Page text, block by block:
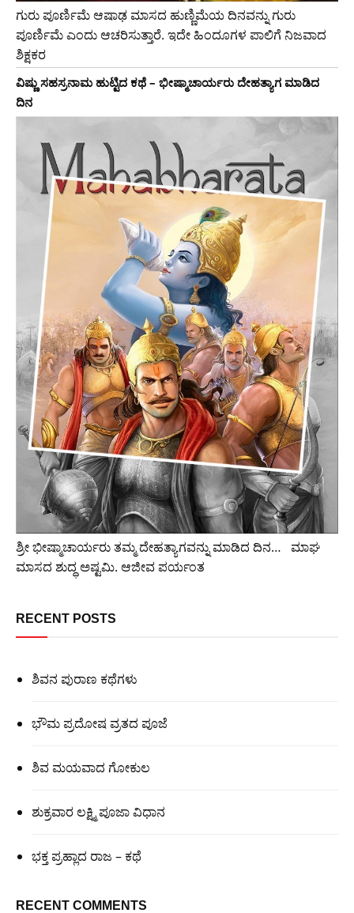
ಗುರು ಪೂರ್ಣಿಮೆ ಆಷಾಢ ಮಾಸದ ಹುಣ್ಣಿಮೆಯ ದಿನವನ್ನು ಗುರು
ಪೂರ್ಣಿಮೆ ಎಂದು ಆಚರಿಸುತ್ತಾರೆ. ಇದೇ ಹಿಂದೂಗಳ ಪಾಲಿಗೆ ನಿಜವಾದ
ಶಿಕ್ಷಕರ
ವಿಷ್ಣು ಸಹಸ್ರನಾಮ ಹುಟ್ಟಿದ ಕಥೆ – ಭೀಷ್ಮಾಚಾರ್ಯರು ದೇಹತ್ಯಾಗ ಮಾಡಿದ
ದಿನ
ಶ್ರೀ ಭೀಷ್ಮಾಚಾರ್ಯರು ತಮ್ಮ ದೇಹತ್ಯಾಗವನ್ನು ಮಾಡಿದ ದಿನ… ‌ ‌ ಮಾಘ
ಮಾಸದ ಶುದ್ಧ ಅಷ್ಟಮಿ. ಆಜೀವ ಪರ್ಯಂತ
RECENT POSTS
ಶಿವನ ಪುರಾಣ ಕಥೆಗಳು
ಭೌಮ ಪ್ರದೋಷ ವ್ರತದ ಪೂಜೆ
ಶಿವ ಮಯವಾದ ಗೋಕುಲ
ಶುಕ್ರವಾರ ಲಕ್ಷ್ಮಿ ಪೂಜಾ ವಿಧಾನ
ಭಕ್ತ ಪ್ರಹ್ಲಾದ ರಾಜ – ಕಥೆ
RECENT COMMENTS